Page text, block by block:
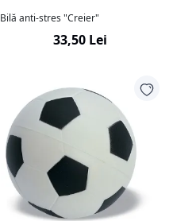
Bilă anti-stres "Creier"
33,50 Lei